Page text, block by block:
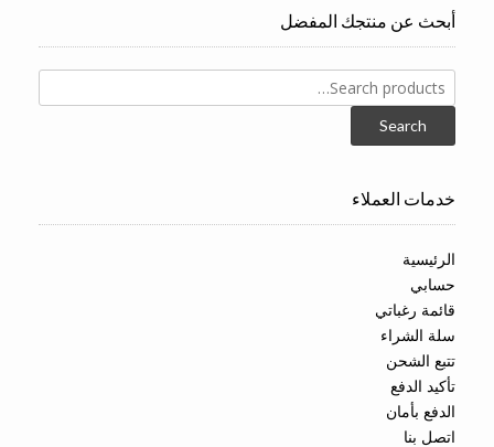
أبحث عن منتجك المفضل
Search
for:
Search
خدمات العملاء
الرئيسية
حسابي
قائمة رغباتي
سلة الشراء
تتبع الشحن
تأكيد الدفع
الدفع بأمان
اتصل بنا